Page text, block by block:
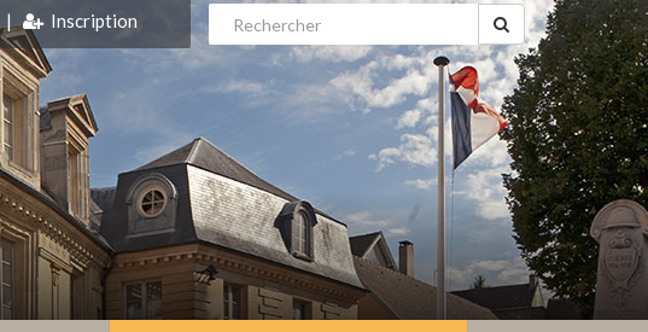
| Inscription